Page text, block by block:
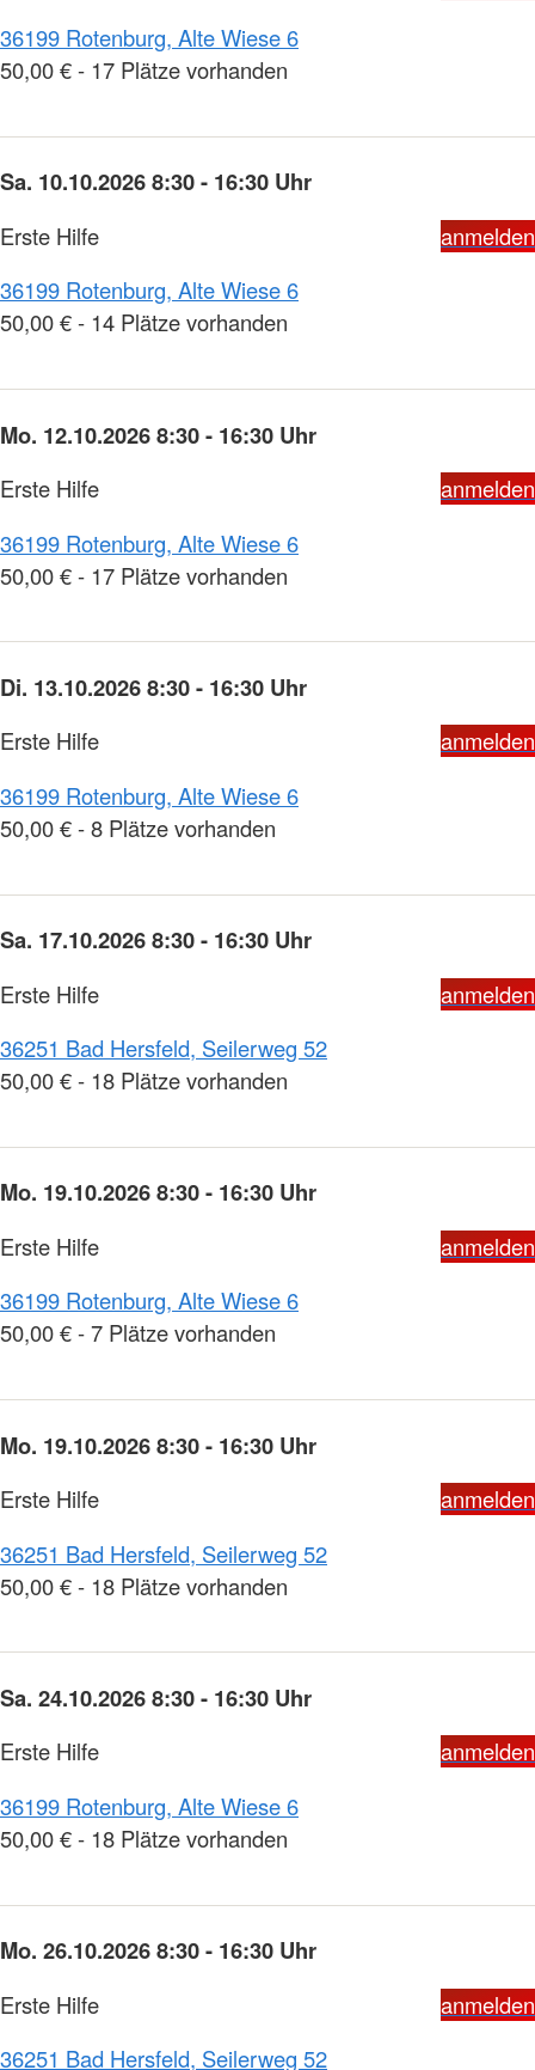
36199 Rotenburg, Alte Wiese 6
50,00 € - 17 Plätze vorhanden
Sa. 10.10.2026 8:30 - 16:30 Uhr
Erste Hilfe
anmelden
36199 Rotenburg, Alte Wiese 6
50,00 € - 14 Plätze vorhanden
Mo. 12.10.2026 8:30 - 16:30 Uhr
Erste Hilfe
anmelden
36199 Rotenburg, Alte Wiese 6
50,00 € - 17 Plätze vorhanden
Di. 13.10.2026 8:30 - 16:30 Uhr
Erste Hilfe
anmelden
36199 Rotenburg, Alte Wiese 6
50,00 € - 8 Plätze vorhanden
Sa. 17.10.2026 8:30 - 16:30 Uhr
Erste Hilfe
anmelden
36251 Bad Hersfeld, Seilerweg 52
50,00 € - 18 Plätze vorhanden
Mo. 19.10.2026 8:30 - 16:30 Uhr
Erste Hilfe
anmelden
36199 Rotenburg, Alte Wiese 6
50,00 € - 7 Plätze vorhanden
Mo. 19.10.2026 8:30 - 16:30 Uhr
Erste Hilfe
anmelden
36251 Bad Hersfeld, Seilerweg 52
50,00 € - 18 Plätze vorhanden
Sa. 24.10.2026 8:30 - 16:30 Uhr
Erste Hilfe
anmelden
36199 Rotenburg, Alte Wiese 6
50,00 € - 18 Plätze vorhanden
Mo. 26.10.2026 8:30 - 16:30 Uhr
Erste Hilfe
anmelden
36251 Bad Hersfeld, Seilerweg 52